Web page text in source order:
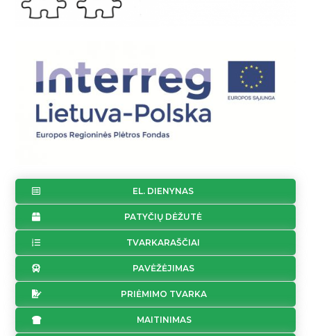
EL. DIENYNAS
PATYČIŲ DĖŽUTĖ
TVARKARAŠČIAI
PAVĖŽĖJIMAS
PRIĖMIMO TVARKA
MAITINIMAS